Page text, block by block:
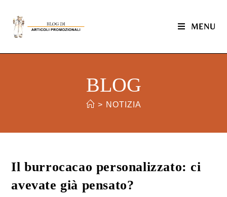
MENU
BLOG
> NOTIZIA
Il burrocacao personalizzato: ci
avevate già pensato?